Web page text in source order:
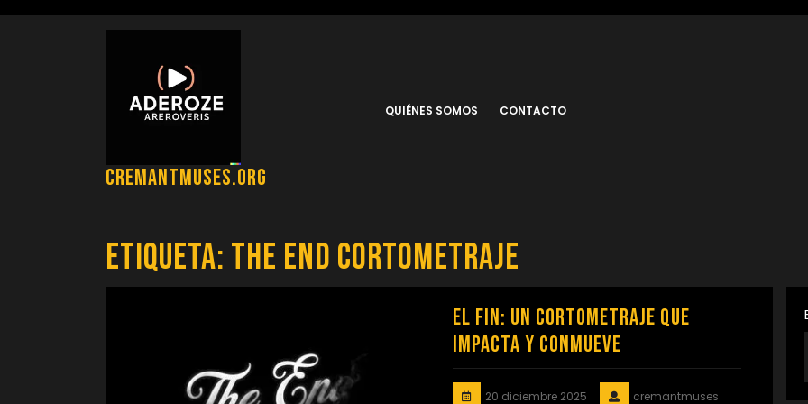
cremantmuses.org
QUIÉNES SOMOS CONTACTO
Etiqueta: the end cortometraje
El Fin: Un Cortometraje que
Impacta y Conmueve
20 diciembre 2025
cremantmuses